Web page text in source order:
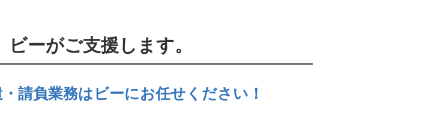
ーがご支援します。
請負業務はビーにお任せください！